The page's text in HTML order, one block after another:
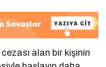
alan bir kişinin